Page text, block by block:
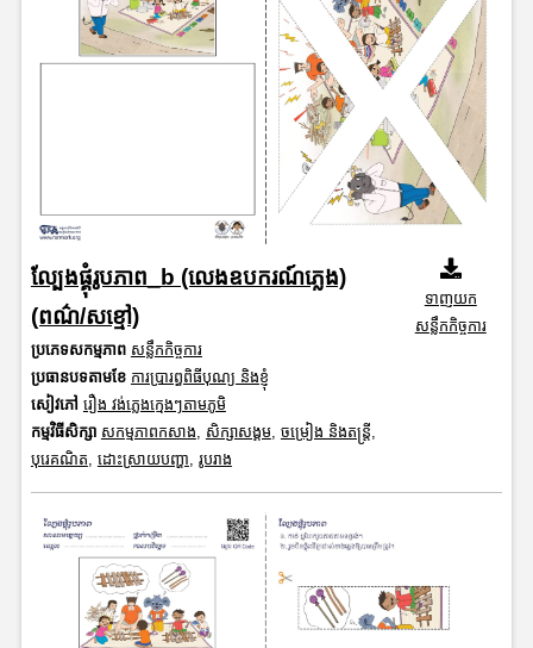
ល្បែងផ្គុំរូបភាព_b (លេងឧបករណ៍ភ្លេង)
(ពណ៌/សខ្មៅ)
ប្រភេទសកម្មភាព សន្លឹកកិច្ចការ
ប្រធានបទតាមខែ ការប្រារព្ធពិធីបុណ្យ និងខ្ញុំ
សៀវភៅ រឿង វង់ភ្លេងក្មេងៗតាមភូមិ
កម្មវិធីសិក្សា សកម្មភាពកសាង, សិក្សាសង្គម, ចម្រៀង និងតន្ត្រី,
បុរេគណិត, ដោះស្រាយបញ្ហា, រូបរាង
ទាញយក
សន្លឹកកិច្ចការ